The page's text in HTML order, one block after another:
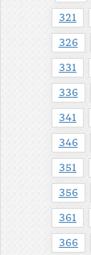
321
326
331
336
341
346
351
356
361
366